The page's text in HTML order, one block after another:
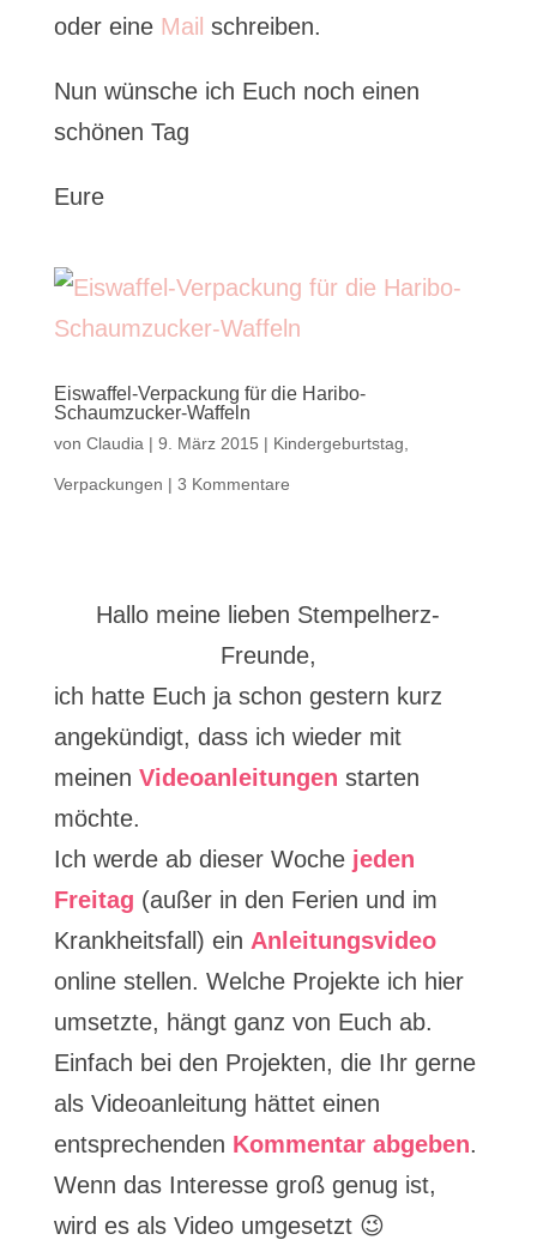
oder eine Mail schreiben.
Nun wünsche ich Euch noch einen
schönen Tag
Eure
Eiswaffel-Verpackung für die Haribo-
Schaumzucker-Waffeln
von Claudia | 9. März 2015 | Kindergeburtstag
Verpackungen | 3 Kommentare
Hallo meine lieben Stempelherz-
Freunde,
ich hatte Euch ja schon gestern kurz
angekündigt, dass ich wieder mit
meinen Videoanleitungen starten
möchte.
Ich werde ab dieser Woche jeden
Freitag (außer in den Ferien und im
Krankheitsfall) ein Anleitungsvideo
online stellen. Welche Projekte ich hier
umsetzte, hängt ganz von Euch ab.
Einfach bei den Projekten, die Ihr gerne
als Videoanleitung hättet einen
entsprechenden Kommentar abgeben.
Wenn das Interesse groß genug ist,
wird es als Video umgesetzt 😉